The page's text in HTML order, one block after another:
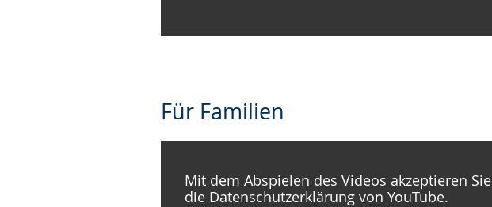
Für Familien
Mit dem Abspielen des Videos akzeptieren Sie
die Datenschutzerklärung von YouTube.